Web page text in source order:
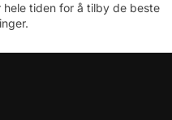
hele tiden for å tilby de beste